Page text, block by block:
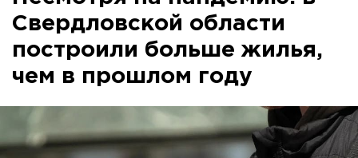
Свердловской области
построили больше жилья,
чем в прошлом году